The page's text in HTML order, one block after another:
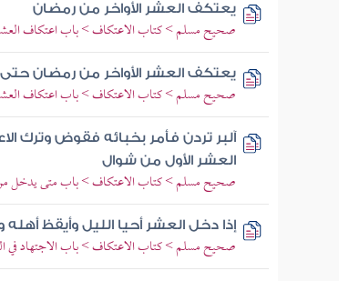
يعتكف العشر الأواخر من رمضان
صحيح مسلم > كتاب الاعتكاف > باب اعتكاف
يعتكف العشر الأواخر من رمضان حتى
صحيح مسلم > كتاب الاعتكاف > باب اعتكاف
آلبر تردن فأمر بخبائه فقوض
العشر الأول من شوال
صحيح مسلم > كتاب الاعتكاف > باب متى يدخل من
إذا دخل العشر أحيا الليل وأيقظ أهله
صحيح مسلم > كتاب الاعتكاف > باب الاجتهاد في